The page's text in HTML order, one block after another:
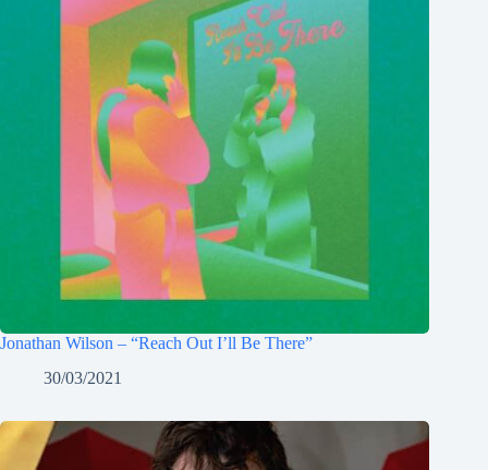
Jonathan Wilson – “Reach Out I’ll Be There”
30/03/2021